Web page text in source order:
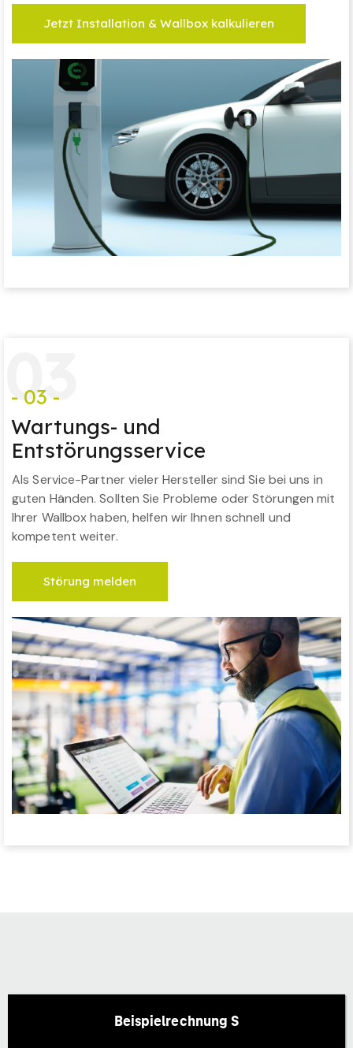
Jetzt Installation & Wallbox kalkulieren
03
- 03 -
Wartungs- und
Entstörungsservice
Als Service-Partner vieler Hersteller sind Sie bei uns in
guten Händen. Sollten Sie Probleme oder Störungen mit
Ihrer Wallbox haben, helfen wir Ihnen schnell und
kompetent weiter.
Störung melden
Beispielrechnung S